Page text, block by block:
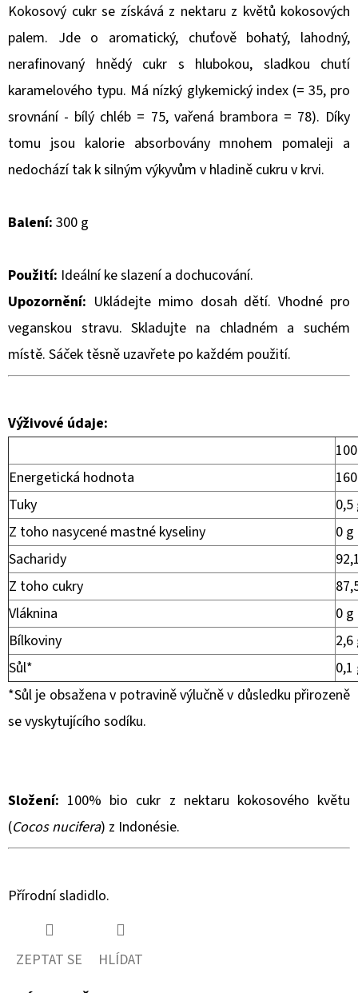
Kokosový cukr se získává z nektaru z květů kokosových
palem. Jde o aromatický, chuťově bohatý, lahodný,
nerafinovaný hnědý cukr s hlubokou, sladkou chutí
karamelového typu. Má nízký glykemický index (= 35, pro
srovnání - bílý chléb = 75, vařená brambora = 78). Díky
tomu jsou kalorie absorbovány mnohem pomaleji a
nedochází tak k silným výkyvům v hladině cukru v krvi.
Balení: 300 g
Použití: Ideální ke slazení a dochucování.
Upozornění: Ukládejte mimo dosah dětí. Vhodné pro
veganskou stravu. Skladujte na chladném a suchém
místě. Sáček těsně uzavřete po každém použití.
Výživové údaje:
Energetická hodnota
Tuky
0,5
Z toho nasycené mastné kyseliny
0 g
Sacharidy
Z toho cukry
Vláknina
0 g
Bílkoviny
2,6
Sůl*
0,1
*Sůl je obsažena v potravině výlučně v důsledku přirozeně
se vyskytujícího sodíku.
Složení: 100% bio cukr z nektaru kokosového květu
(Cocos nucifera) z Indonésie.
Přírodní sladidlo.
ZEPTAT SE
HLÍDAT
O
R
U
Č
U
J
E
M
NÁDOBÍ
MAXI
9,5X7X3CM
(5KS)
20
Kč